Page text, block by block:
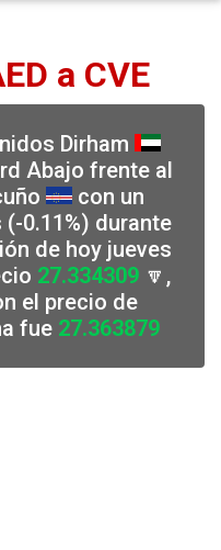
a CVE
Dirham
Abajo frente al
con un
0.11%) durante
de hoy jueves
27.334309🔽,
el precio de
fue 27.363879